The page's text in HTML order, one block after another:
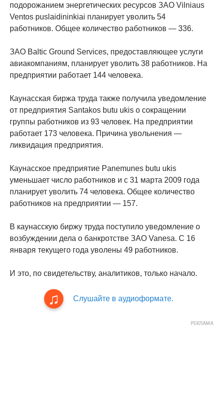
подорожанием энергетических ресурсов ЗАО Vilniaus
Ventos puslaidininkiai планирует уволить 54
работников. Общее количество работников — 336.
ЗАО Baltic Ground Services, предоставляющее услуги
авиакомпаниям, планирует уволить 38 работников. На
предприятии работает 144 человека.
Каунасская биржа труда также получила уведомление
от предприятия Santakos butu ukis о сокращении
группы работников из 93 человек. На предприятии
работает 173 человека. Причина увольнения —
ликвидация предприятия.
Каунасское предприятие Panemunеs butu ukis
уменьшает число работников и с 31 марта 2009 года
планирует уволить 74 человека. Общее количество
работников на предприятии — 157.
В каунасскую биржу труда поступило уведомление о
возбуждении дела о банкротстве ЗАО Vanesa. С 16
января текущего года уволены 49 работников.
И это, по свидетельству, аналитиков, только начало.
Слушайте в аудиоформате.